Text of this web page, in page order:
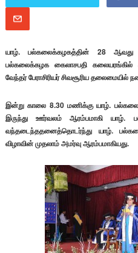
யாழ். பல்கலைக்கழகத்தின் 28 ஆவது
பல்கலைக்கழக கைலாசபதி கலையரங்கில்
வேந்தர் பேராசிரியர் சிவசூரிய தலைமையில்
இன்று காலை 8.30 மணிக்கு யாழ்.
இருந்து ஊர்வலம் ஆரம்பமாகி யாழ்.
வந்தடைந்ததனைத்தொடர்ந்து யாழ்.
விழாவின் முதலாம் அமர்வு ஆரம்பமாகியது.